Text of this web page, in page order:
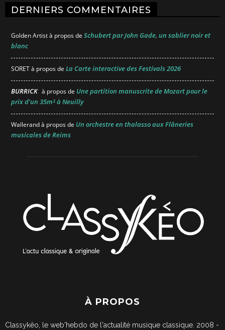
DERNIERS COMMENTAIRES
Golden Artistà propos de Schubert par John Gade, un sablier noir et
blanc
SORETà propos de La Carte interactive des Festivals 2026
BURRICK à propos de Une partition manuscrite de Mozart pour le
prix d’un 35m² à Neuilly
Wallerandà propos de Un orchestre en thalasso aux Flâneries
musicales de Reims
À PROPOS
Classykêo, le web'hebdo de l'actualité musique classique. 2008 -